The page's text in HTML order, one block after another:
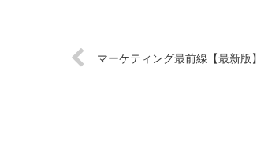
マーケティング最前線【最新版】